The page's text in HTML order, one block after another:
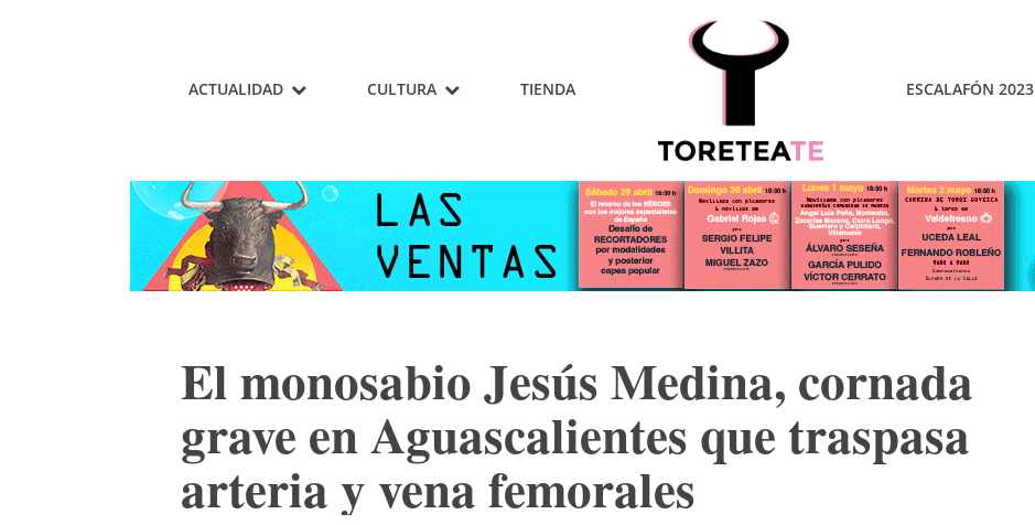
ACTUALIDAD CULTURA TIENDA ESCALAFÓN 2023
El monosabio Jesús Medina, cornada
grave en Aguascalientes que traspasa
arteria y vena femorales